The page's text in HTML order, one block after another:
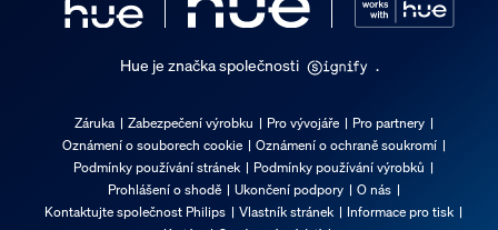
Hue je značka společnosti .
Záruka Zabezpečení výrobku Pro vývojáře
Pro partnery
Oznámení o souborech cookie
Oznámení o ochraně soukromí
Podmínky používání stránek
Podmínky používání výrobků
Prohlášení o shodě
Ukončení podpory
O nás
Kontaktujte společnost Philips
Vlastník stránek
Informace pro tisk